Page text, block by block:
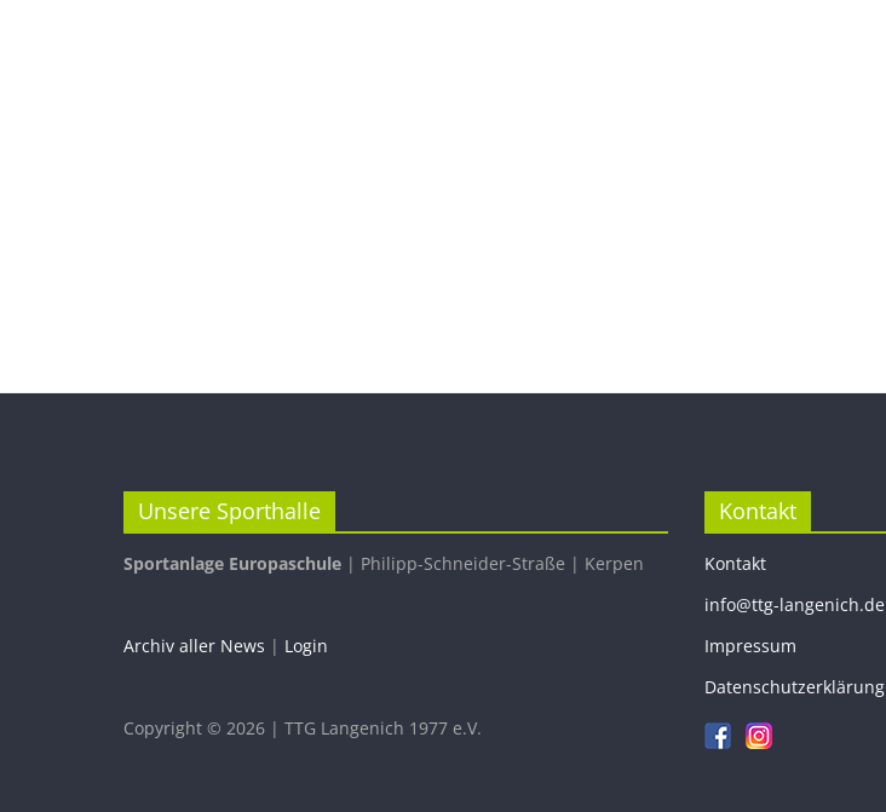
Unsere Sporthalle
Sportanlage Europaschule | Philipp-Schneider-Straße | Kerpen
Archiv aller News | Login
Copyright © 2026 | TTG Langenich 1977 e.V.
Kontakt
Kontakt
info@ttg-langenich.de
Impressum
Datenschutzerklärung